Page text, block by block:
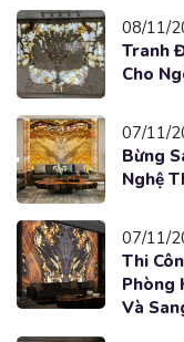
08/11/
Tranh
Cho
07/11/
Bừng
Nghệ
07/11/
Thi
Phòng
Và